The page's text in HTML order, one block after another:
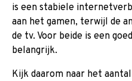
is een stabiele
aan het gamen, terwijl de
de tv. Voor beide is een
belangrijk.
Kijk daarom naar het